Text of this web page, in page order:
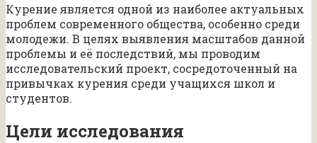
Курение является одной из наиболее актуальных
проблем современного общества, особенно среди
молодежи. В целях выявления масштабов данной
проблемы и её последствий, мы проводим
исследовательский проект, сосредоточенный на
привычках курения среди учащихся школ и
студентов.
Цели исследования